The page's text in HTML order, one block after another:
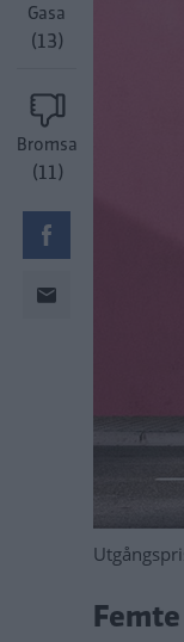
Gasa
(13)
Bromsa
(11)